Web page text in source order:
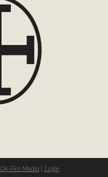
On Fire Media | Login